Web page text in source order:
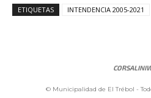
ETIQUETAS INTENDENCIA 2005-2021
© Municipalidad de El Trébol -